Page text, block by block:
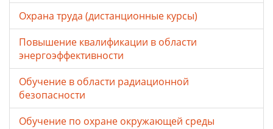
Охрана труда (дистанционные курсы)
Повышение квалификации в области
энергоэффективности
Обучение в области радиационной
безопасности
Обучение по охране окружающей среды